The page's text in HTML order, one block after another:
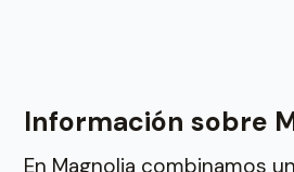
Información sobre
En Magnolia combinamos